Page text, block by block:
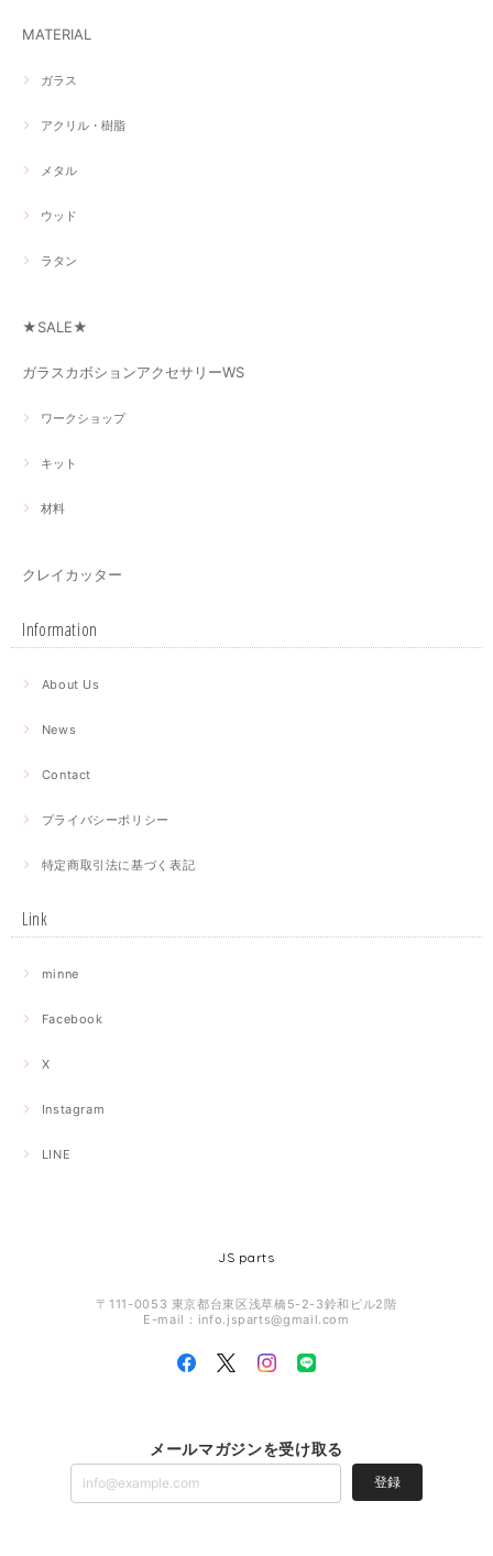
MATERIAL
ガラス
アクリル・樹脂
メタル
ウッド
ラタン
★SALE★
ガラスカボションアクセサリーWS
ワークショップ
キット
材料
クレイカッター
Information
About Us
News
Contact
プライバシーポリシー
特定商取引法に基づく表記
Link
minne
Facebook
X
Instagram
LINE
JS parts
〒111-0053 東京都台東区浅草橋5-2-3鈴和ビル2階
E-mail： info.jsparts@gmail.com
メールマガジンを受け取る
登録